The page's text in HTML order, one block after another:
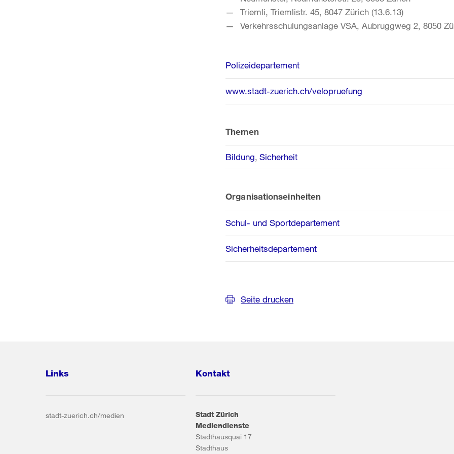
Triemli, Triemlistr. 45, 8047 Zürich (13.6.13)
Verkehrsschulungsanlage VSA, Aubruggweg 2, 8050
Weitere
Informationen
Polizeidepartement
www.stadt-zuerich.ch/velopruefung
Themen
Bildung Sicherheit
Organisationseinheiten
Schul- und Sportdepartement
Sicherheitsdepartement
Seite drucken
Links
stadt-zuerich.ch/medien
Kontakt
Stadt Zürich
Mediendienste
Stadthausquai 17
Stadthaus